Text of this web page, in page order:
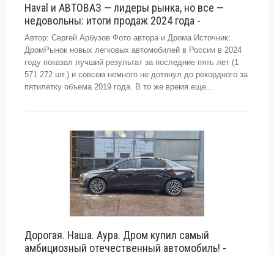
Haval и АВТОВАЗ — лидеры рынка, но все —
недовольны: итоги продаж 2024 года -
Автор: Сергей Арбузов Фото автора и Дрома Источник:
ДромРынок новых легковых автомобилей в России в 2024
году показал лучший результат за последние пять лет (1
571 272 шт.) и совсем немного не дотянул до рекордного за
пятилетку объема 2019 года. В то же время еще...
Дорогая. Наша. Аура. Дром купил самый
амбициозный отечественный автомобиль! -